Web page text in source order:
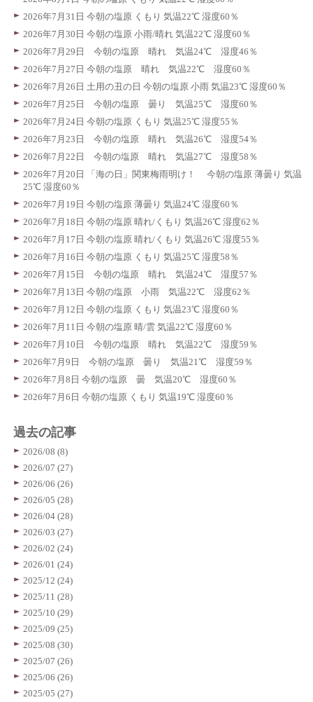
2026年7月31日 今朝の塩原 くもり 気温22℃ 湿度60％
2026年7月30日 今朝の塩原 小雨/晴れ 気温22℃ 湿度60％
2026年7月29日 今朝の塩原 晴れ 気温24℃ 湿度46％
2026年7月27日 今朝の塩原 晴れ 気温22℃ 湿度60％
2026年7月26日 土用の丑の日 今朝の塩原 小雨 気温23℃ 湿度60％
2026年7月25日 今朝の塩原 曇り 気温25℃ 湿度60％
2026年7月24日 今朝の塩原 くもり 気温25℃ 湿度55％
2026年7月23日 今朝の塩原 晴れ 気温26℃ 湿度54％
2026年7月22日 今朝の塩原 晴れ 気温27℃ 湿度58％
2026年7月20日 「海の日」関東梅雨明け！ 今朝の塩原 薄曇り 気温
25℃ 湿度60％
2026年7月19日 今朝の塩原 薄曇り 気温24℃ 湿度60％
2026年7月18日 今朝の塩原 晴れ/くもり 気温26℃ 湿度62％
2026年7月17日 今朝の塩原 晴れ/くもり 気温26℃ 湿度55％
2026年7月16日 今朝の塩原 くもり 気温25℃ 湿度58％
2026年7月15日 今朝の塩原 晴れ 気温24℃ 湿度57％
2026年7月13日 今朝の塩原 小雨 気温22℃ 湿度62％
2026年7月12日 今朝の塩原 くもり 気温23℃ 湿度60％
2026年7月11日 今朝の塩原 晴/雲 気温22℃ 湿度60％
2026年7月10日 今朝の塩原 晴れ 気温22℃ 湿度59％
2026年7月9日 今朝の塩原 曇り 気温21℃ 湿度59％
2026年7月8日 今朝の塩原 曇 気温20℃ 湿度60％
2026年7月6日 今朝の塩原 くもり 気温19℃ 湿度60％
過去の記事
2026/08 (8)
2026/07 (27)
2026/06 (26)
2026/05 (28)
2026/04 (28)
2026/03 (27)
2026/02 (24)
2026/01 (24)
2025/12 (24)
2025/11 (28)
2025/10 (29)
2025/09 (25)
2025/08 (30)
2025/07 (26)
2025/06 (26)
2025/05 (27)